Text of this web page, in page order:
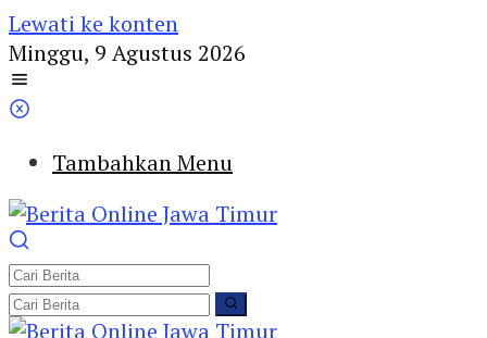
Lewati ke konten
Minggu, 9 Agustus 2026
Tambahkan Menu